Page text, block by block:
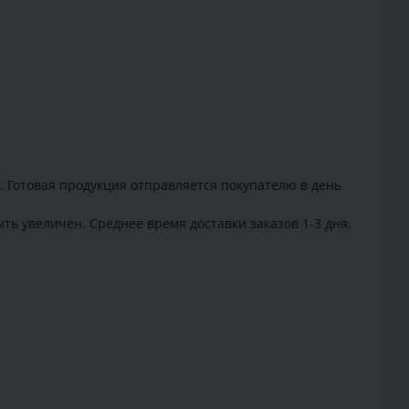
продукция отправляется покупателю в день
увеличен. Среднее время доставки заказов 1-3 дня.